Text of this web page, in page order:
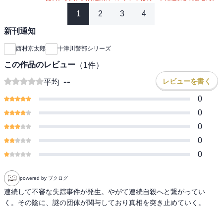
1 2 3 4
新刊通知
西村京太郎 十津川警部シリーズ
この作品のレビュー （1件）
平均 -- レビューを書く
0
0
0
0
0
powered by ブクログ
連続して不審な失踪事件が発生。やがて連続自殺へと繋がってい
く。その陰に、謎の団体が関与しており真相を突き止めていく。